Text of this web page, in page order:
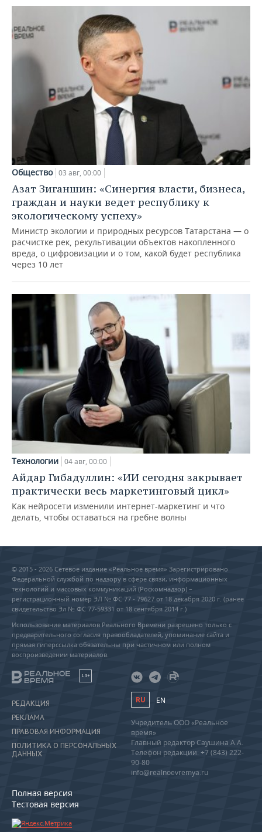
Общество 03 авг, 00:00
Азат Зиганшин: «Синергия власти, бизнеса,
граждан и науки ведет республику к
экологическому успеху»
Министр экологии и природных ресурсов Татарстана — о
расчистке рек, рекультивации объектов накопленного
вреда, о цифровизации и о том, какой будет республика
через 10 лет
Технологии 04 авг, 00:00
Айдар Гибадуллин: «ИИ сегодня закрывает
практически весь маркетинговый цикл»
Как нейросети изменили интернет-маркетинг и что
делать, чтобы оставаться на гребне волны
© 2015 - 2026 Сетевое издание «Реальное время» Зарегистрировано
Федеральной службой по надзору в сфере связи, информационных
технологий и массовых коммуникаций (Роскомнадзор) –
регистрационный номер ЭЛ № ФС 77 - 79627 от 18 декабря 2020 г. (ранее
свидетельство Эл № ФС 77-59331 от 18 сентября 2014 г.)
Использование материалов Реального Времени разрешено только с
предварительного согласия правообладателей, упоминание сайта и
прямая гиперссылка обязательны при частичном или полном
воспроизведении материалов.
18+
РЕДАКЦИЯ
РЕКЛАМА
ПРАВОВАЯ ИНФОРМАЦИЯ
ПОЛИТИКА О ПЕРСОНАЛЬНЫХ
ДАННЫХ
Полная версия
Тестовая версия
RU EN
Учредитель ООО «Реальное
время»
Главный редактор Саушина А.А.
Телефон редакции: +7 (843) 222-
90-80
info@realnoevremya.ru